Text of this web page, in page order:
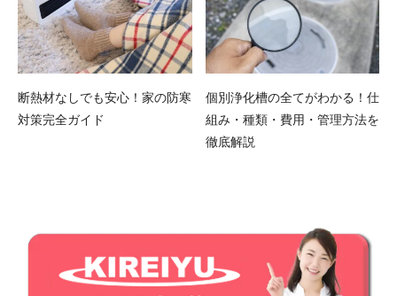
断熱材なしでも安心！家の防寒
対策完全ガイド
個別浄化槽の全てがわかる！仕
組み・種類・費用・管理方法を
徹底解説